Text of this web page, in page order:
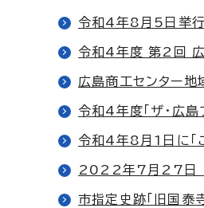
令和4年8月5日挙
令和4年度 第2回
広島商工センター地
令和4年度「ザ・広
令和4年8月1日に「
2022年7月27日
市指定史跡「旧国泰